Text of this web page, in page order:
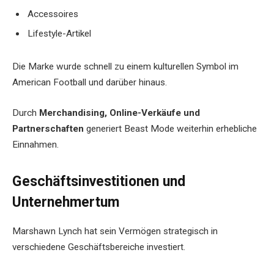
Accessoires
Lifestyle-Artikel
Die Marke wurde schnell zu einem kulturellen Symbol im
American Football und darüber hinaus.
Durch Merchandising, Online-Verkäufe und
Partnerschaften generiert Beast Mode weiterhin erhebliche
Einnahmen.
Geschäftsinvestitionen und
Unternehmertum
Marshawn Lynch hat sein Vermögen strategisch in
verschiedene Geschäftsbereiche investiert.